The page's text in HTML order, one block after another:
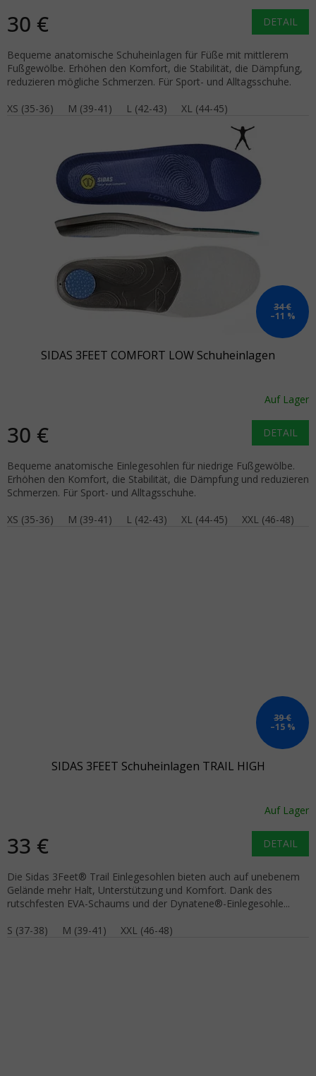
30 € DETAIL
Bequeme anatomische Schuheinlagen für Füße mit mittlerem
Fußgewölbe. Erhöhen den Komfort, die Stabilität, die Dämpfung,
reduzieren mögliche Schmerzen. Für Sport- und Alltagsschuhe.
XS (35-36)
M (39-41) L (42-43) XL (44-45)
34 €
–11 %
SIDAS 3FEET COMFORT LOW Schuheinlagen
Auf Lager
30 € DETAIL
Bequeme anatomische Einlegesohlen für niedrige Fußgewölbe.
Erhöhen den Komfort, die Stabilität, die Dämpfung und reduzieren
Schmerzen. Für Sport- und Alltagsschuhe.
XS (35-36)
M (39-41) L (42-43) XL (44-45) XXL (46-48)
39 €
–15 %
SIDAS 3FEET Schuheinlagen TRAIL HIGH
Auf Lager
33 € DETAIL
Die Sidas 3Feet® Trail Einlegesohlen bieten auch auf unebenem
Gelände mehr Halt, Unterstützung und Komfort. Dank des
rutschfesten EVA-Schaums und der Dynatene®-Einlegesohle...
S (37-38)
M (39-41) XXL (46-48)